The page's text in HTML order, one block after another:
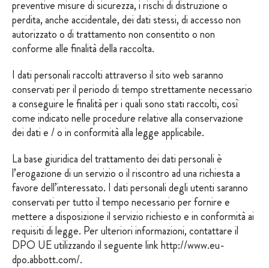
preventive misure di sicurezza, i rischi di distruzione o
perdita, anche accidentale, dei dati stessi, di accesso non
autorizzato o di trattamento non consentito o non
conforme alle finalità della raccolta.
I dati personali raccolti attraverso il sito web saranno
conservati per il periodo di tempo strettamente necessario
a conseguire le finalità per i quali sono stati raccolti, così
come indicato nelle procedure relative alla conservazione
dei dati e / o in conformità alla legge applicabile.
La base giuridica del trattamento dei dati personali è
l’erogazione di un servizio o il riscontro ad una richiesta a
favore dell’interessato. I dati personali degli utenti saranno
conservati per tutto il tempo necessario per fornire e
mettere a disposizione il servizio richiesto e in conformità ai
requisiti di legge. Per ulteriori informazioni, contattare il
DPO UE utilizzando il seguente linkhttp://www.eu-
dpo.abbott.com/.